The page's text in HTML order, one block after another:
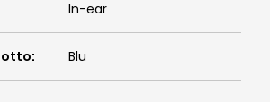
In-ear
: Blu